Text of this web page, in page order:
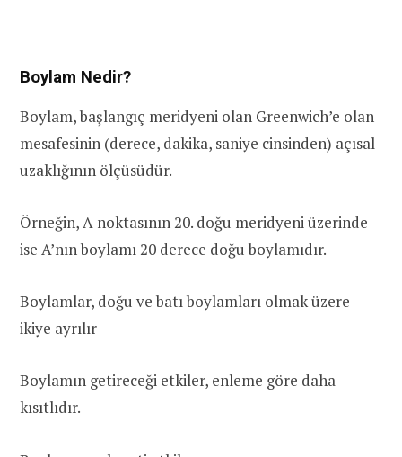
Boylam Nedir?
Boylam, başlangıç meridyeni olan Greenwich’e olan
mesafesinin (derece, dakika, saniye cinsinden) açısal
uzaklığının ölçüsüdür.
Örneğin, A noktasının 20. doğu meridyeni üzerinde
ise A’nın boylamı 20 derece doğu boylamıdır.
Boylamlar, doğu ve batı boylamları olmak üzere
ikiye ayrılır
Boylamın getireceği etkiler, enleme göre daha
kısıtlıdır.